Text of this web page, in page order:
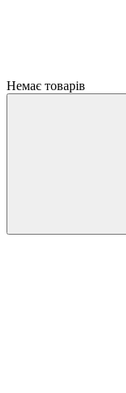
Немає товарів